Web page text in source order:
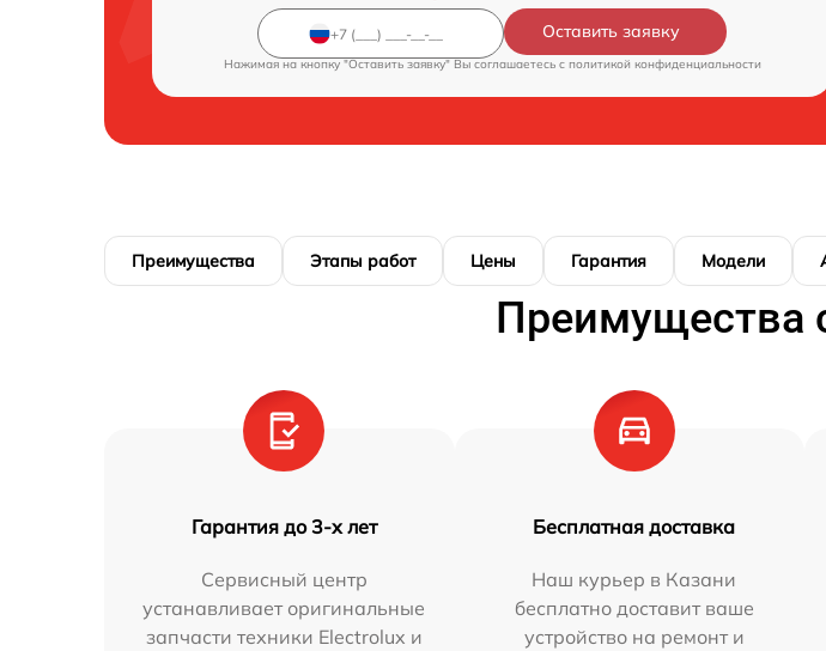
Оставить заявку
Нажимая на кнопку "Оставить заявку" Вы соглашаетесь c политикой конфиденциальности
Преимущества Этапы работ Цены Гарантия Модели
Преимущества
Гарантия до 3-х лет
Сервисный центр
устанавливает оригинальные
запчасти техники Electrolux и
Бесплатная доставка
Наш курьер в Казани
бесплатно доставит ваше
устройство на ремонт и